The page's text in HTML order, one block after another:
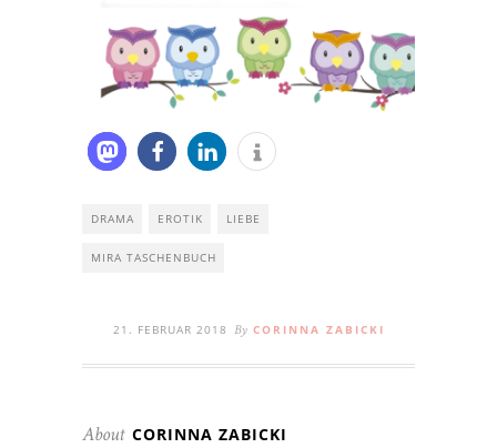
DRAMA EROTIK LIEBE
MIRA TASCHENBUCH
21. FEBRUAR 2018 By CORINNA ZABICKI
About CORINNA ZABICKI